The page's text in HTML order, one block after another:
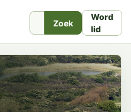
Zoek
Word
lid